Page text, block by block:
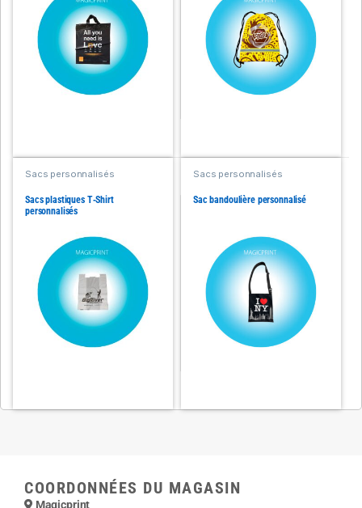
Sacs personnalisés
Sacs plastiques T‑Shirt
personnalisés
Sacs personnalisés
Sac bandoulière personnalisé
COORDONNÉES DU MAGASIN
Magicprint